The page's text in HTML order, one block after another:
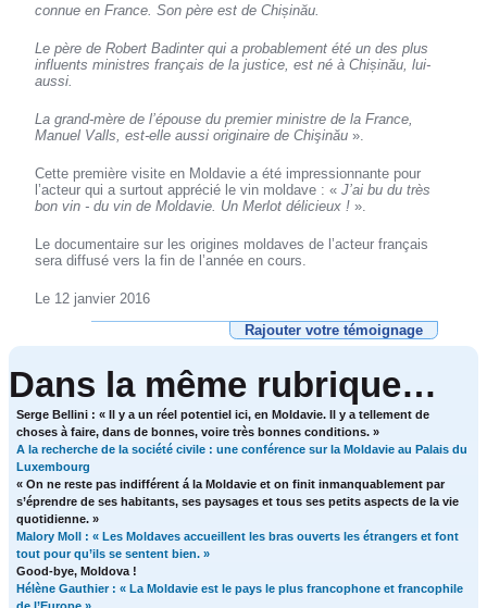
connue en France. Son père est de Chișinău.
Le père de Robert Badinter qui a probablement été un des plus
influents ministres français de la justice, est né à Chișinău, lui-
aussi.
La grand-mère de l’épouse du premier ministre de la France,
Manuel Valls, est-elle aussi originaire de Chişinău ».
Cette première visite en Moldavie a été impressionnante pour
l’acteur qui a surtout apprécié le vin moldave : «J’ai bu du très
bon vin - du vin de Moldavie. Un Merlot délicieux ! ».
Le documentaire sur les origines moldaves de l’acteur français
sera diffusé vers la fin de l’année en cours.
Le 12 janvier 2016
Rajouter votre témoignage
Dans la même rubrique…
Serge Bellini : « Il y a un réel potentiel ici, en Moldavie. Il y a tellement de
choses à faire, dans de bonnes, voire très bonnes conditions. »
A la recherche de la société civile : une conférence sur la Moldavie au Palais du
Luxembourg
« On ne reste pas indifférent á la Moldavie et on finit inmanquablement par
s’éprendre de ses habitants, ses paysages et tous ses petits aspects de la vie
quotidienne. »
Malory Moll : « Les Moldaves accueillent les bras ouverts les étrangers et font
tout pour qu’ils se sentent bien. »
Good-bye, Moldova !
Hélène Gauthier : « La Moldavie est le pays le plus francophone et francophile